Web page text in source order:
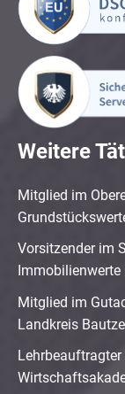
Weitere
Mitglied im
Vorsitzender im
Mitglied im
Landkreis